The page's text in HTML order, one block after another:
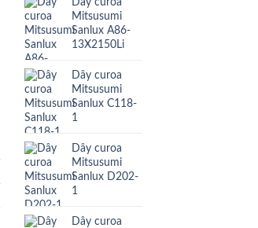
Mitsusumi
Sanlux A86-
13X2150Li
Dây curoa
Mitsusumi
Sanlux C118-
1
Dây curoa
Mitsusumi
Sanlux D202-
1
Dây curoa